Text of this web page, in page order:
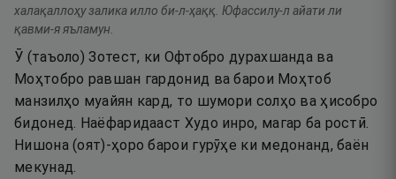
халақаллоҳу залика илло би-л-ҳаққ. Юфассилу-л айати ли
қавми-я яъламун.
Ӯ (таъоло) Зотест, ки Офтобро дурахшанда ва
Моҳтобро равшан гардонид ва барои Моҳтоб
манзилҳо муайян кард, то шумори солҳо ва ҳисобро
бидонед. Наёфаридааст Худо инро, магар ба ростӣ.
Нишона (оят)-ҳоро барои гурӯҳе ки медонанд, баён
мекунад.